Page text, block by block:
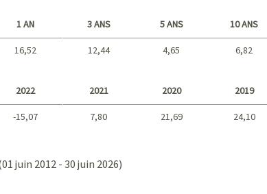
1 AN
16,52
3 ANS 5 ANS 10 ANS
12,44 4,65 6,82
2022
-15,07
2021 2020 2019
7,80 21,69 24,10
juin 2012 - 30 juin 2026)